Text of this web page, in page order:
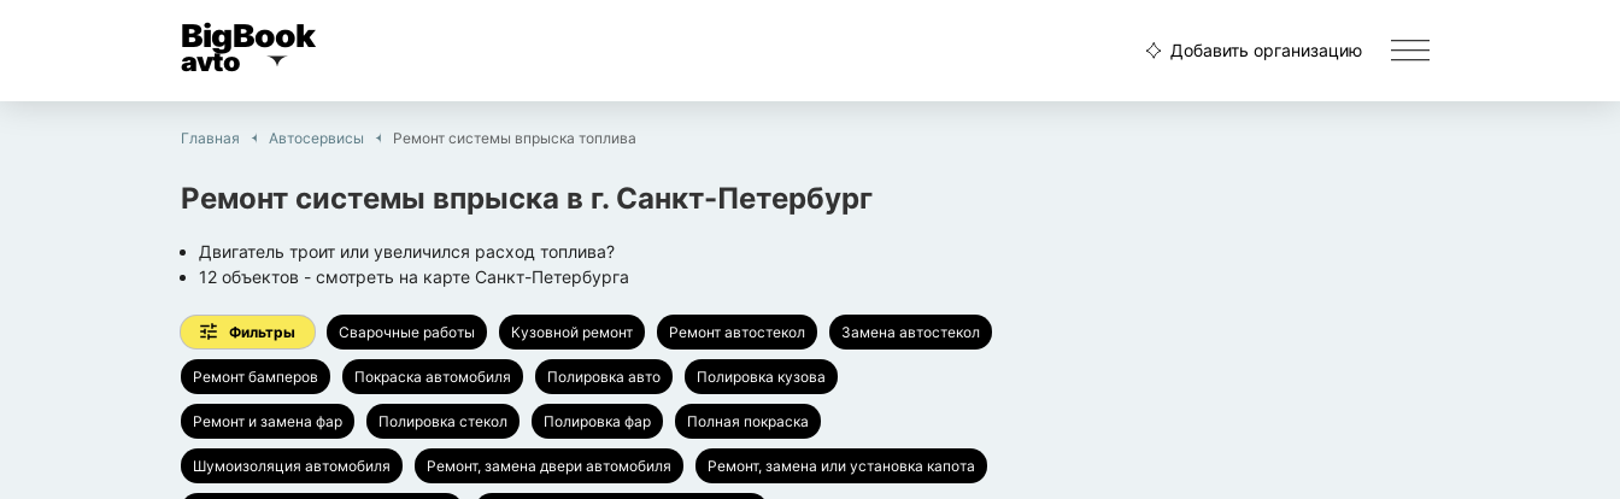
BigBook
avto Добавить организацию
Главная Автосервисы Ремонт системы впрыска топлива
Ремонт системы впрыска в г. Санкт-Петербург
Двигатель троит или увеличился расход топлива?
12 объектов - смотреть на карте Санкт-Петербурга
Фильтры Сварочные работы Кузовной ремонт Ремонт автостекол Замена автостекол
Ремонт бамперов Покраска автомобиля Полировка авто Полировка кузова
Ремонт и замена фар Полировка стекол Полировка фар Полная покраска
Шумоизоляция автомобиля Ремонт, замена двери автомобиля Ремонт, замена или установка капота